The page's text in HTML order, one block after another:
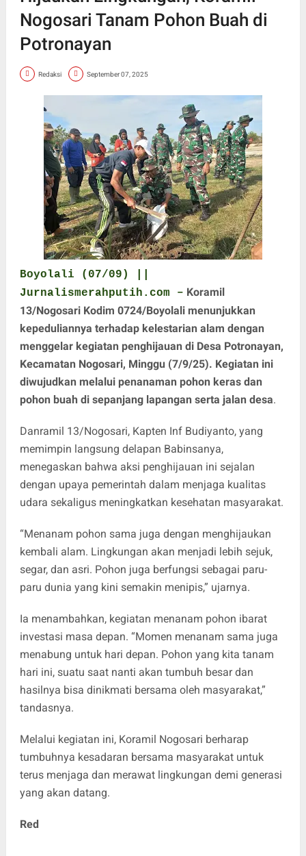
Nogosari Tanam Pohon Buah di
Potronayan
Redaksi September 07, 2025
Boyolali (07/09) ||
Jurnalismerahputih.com – Koramil
13/Nogosari Kodim 0724/Boyolali menunjukkan
kepeduliannya terhadap kelestarian alam dengan
menggelar kegiatan penghijauan di Desa Potronayan,
Kecamatan Nogosari, Minggu (7/9/25). Kegiatan ini
diwujudkan melalui penanaman pohon keras dan
pohon buah di sepanjang lapangan serta jalan desa.
Danramil 13/Nogosari, Kapten Inf Budiyanto, yang
memimpin langsung delapan Babinsanya,
menegaskan bahwa aksi penghijauan ini sejalan
dengan upaya pemerintah dalam menjaga kualitas
udara sekaligus meningkatkan kesehatan masyarakat.
“Menanam pohon sama juga dengan menghijaukan
kembali alam. Lingkungan akan menjadi lebih sejuk,
segar, dan asri. Pohon juga berfungsi sebagai paru-
paru dunia yang kini semakin menipis,” ujarnya.
Ia menambahkan, kegiatan menanam pohon ibarat
investasi masa depan. “Momen menanam sama juga
menabung untuk hari depan. Pohon yang kita tanam
hari ini, suatu saat nanti akan tumbuh besar dan
hasilnya bisa dinikmati bersama oleh masyarakat,”
tandasnya.
Melalui kegiatan ini, Koramil Nogosari berharap
tumbuhnya kesadaran bersama masyarakat untuk
terus menjaga dan merawat lingkungan demi generasi
yang akan datang.
Red